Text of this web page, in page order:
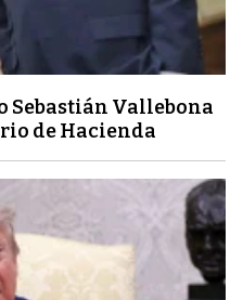
Sebastián Vallebona
de Hacienda